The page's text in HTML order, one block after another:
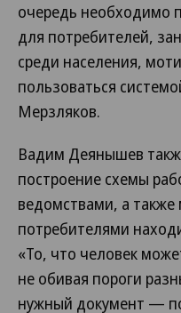
очередь необходимо
для потребителей,
среди населения,
пользоваться
Мерзляков.
Вадим Деянышев
построение схемы
ведомствами, а
потребителями
«То, что человек
не обивая пороги
нужный документ —